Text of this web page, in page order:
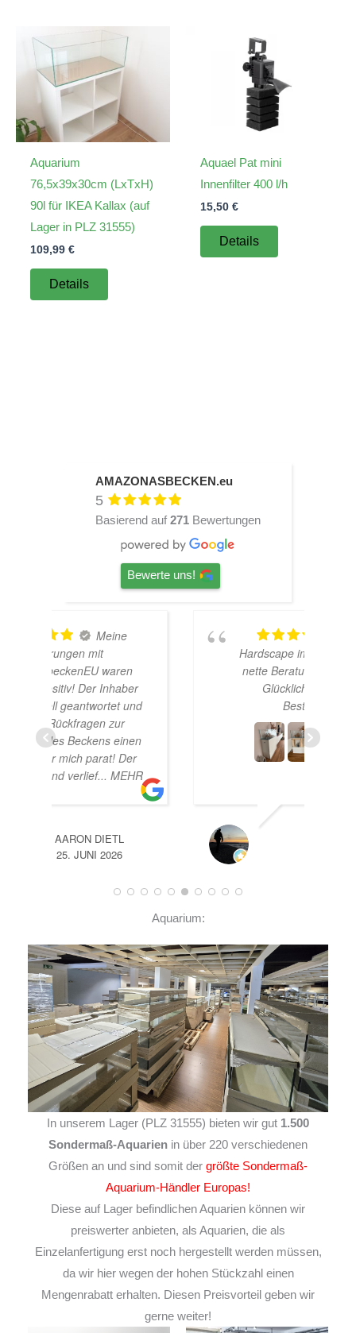
Aquarium
76,5x39x30cm (LxTxH)
90l für IKEA Kallax (auf
Lager in PLZ 31555)
109,99 €
Details
Aquael Pat mini
Innenfilter 400 l/h
15,50 €
Details
AMAZONASBECKEN.eu
5
Basierend auf 271 Bewertungen
Bewerte uns!
TOP
Hardscape im Laden und sehr
nette Beratung! Ich bin super
Glücklich mit meinem
A
14. JUNI 2026
Aquarium:
In unserem Lager (PLZ 31555) bieten wir gut 1.500
Sondermaß-Aquarien in über 220 verschiedenen
Größen an und sind somit der größte Sondermaß-
Aquarium-Händler Europas!
Diese auf Lager befindlichen Aquarien können wir
preiswerter anbieten, als Aquarien, die als
Einzelanfertigung erst noch hergestellt werden müssen,
da wir hier wegen der hohen Stückzahl einen
Mengenrabatt erhalten. Diesen Preisvorteil geben wir
gerne weiter!